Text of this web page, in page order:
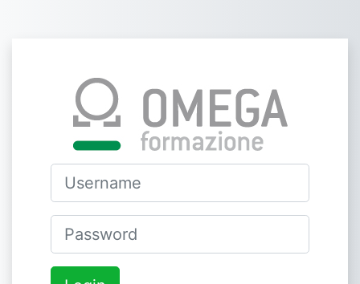
Login su FAD
Vai a creazione account
Username
Password